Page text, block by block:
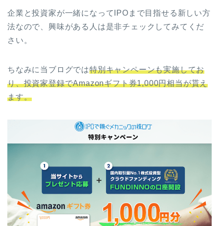
企業と投資家が一緒になってIPOまで目指せる新しい方
法なので、興味がある人は是非チェックしてみてくだ
さい。
ちなみに当ブログでは特別キャンペーンも実施してお
り、投資家登録でAmazonギフト券1,000円相当が貰え
ます。